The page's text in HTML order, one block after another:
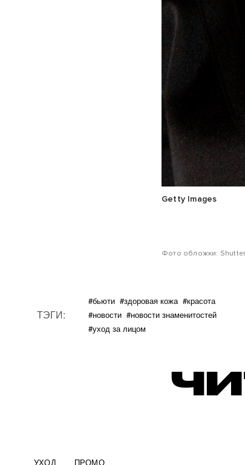
Getty Images
Фото обложки:
ТЭГИ:
#бьюти #здоровая кожа #красота
#новости #новости знаменитостей
#уход за лицом
УХОД ПРОМО